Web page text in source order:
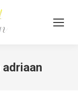
adriaan